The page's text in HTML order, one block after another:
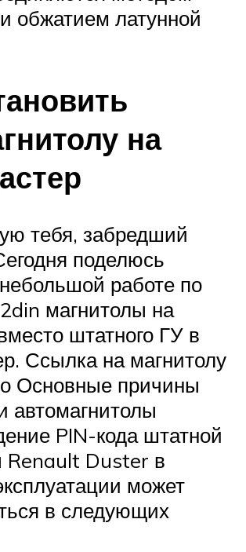
обжатием латунной
на
тебя, забредший
поделюсь
работе по
магнитолы на
штатного ГУ в
Ссылка на магнитолу
Основные причины
автомагнитолы
PIN-кода штатной
Renault Duster в
может
в следующих